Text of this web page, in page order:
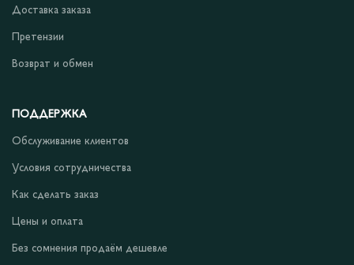
Доставка заказа
Претензии
Возврат и обмен
ПОДДЕРЖКА
Обслуживание клиентов
Условия сотрудничества
Как сделать заказ
Цены и оплата
Без сомнения продаём дешевле